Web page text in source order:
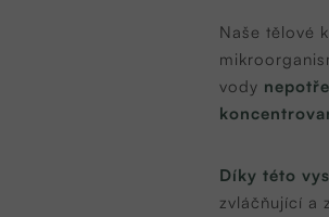
Naše tělové
vody
Díky této
zvláčňující a